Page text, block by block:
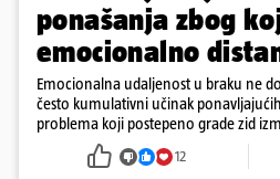
ponašanja zbog
emocionalno
Emocionalna udaljenost u braku ne
često kumulativni učinak
problema koji postepeno grade zid
12